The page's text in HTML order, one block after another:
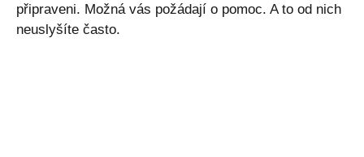
připraveni. Možná vás požádají o pomoc. A to od nich
neuslyšíte často.